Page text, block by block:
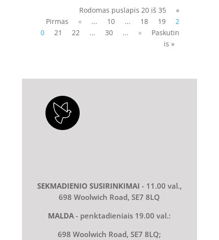
Rodomas puslapis 20 iš 35
«
Pirmas
« ... 10 ... 18 19
2
0
21 22 ... 30 ... »
Paskutin
is »
SEKMADIENIO SUSIRINKIMAI - 11.00 val.,
698 Woolwich Road, SE7 8LQ
MALDA- penktadieniais 19.00 val.:
698 Woolwich Road, SE7 8LQ;